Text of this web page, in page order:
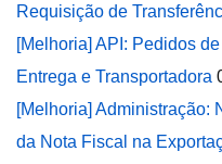
Requisição de
[Melhoria] API: Pedidos
Entrega e Transportadora
[Melhoria] Administração:
da Nota Fiscal na